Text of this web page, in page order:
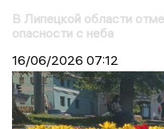
В Липецкой области
опасности с неба
16/06/2026 07:12